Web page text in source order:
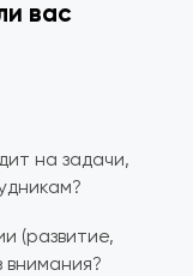
вас
на задачи,
(развитие,